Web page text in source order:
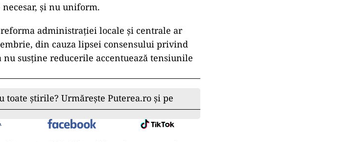
și nu uniform.
administrației locale și centrale ar
din cauza lipsei consensului privind
nu susține reducerile accentuează tensiunile
toate știrile? Urmărește Puterea.ro și pe